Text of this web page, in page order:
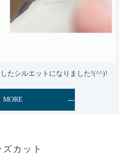
たシルエットになりました!(^^)!
MORE
ズカット